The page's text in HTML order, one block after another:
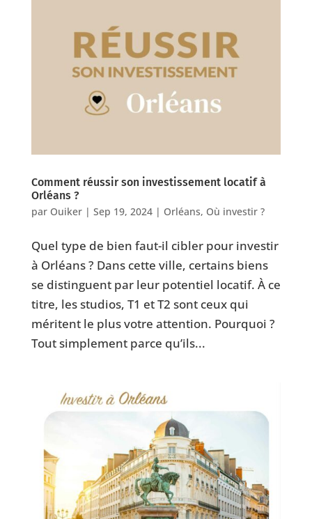
Comment réussir son investissement locatif à
Orléans ?
par Ouiker| Sep 19, 2024| Orléans, Où investir ?
⁠Quel type de bien faut-il cibler pour investir
à Orléans ? Dans cette ville, certains biens
se distinguent par leur potentiel locatif. À ce
titre, les studios, T1 et T2 sont ceux qui
méritent le plus votre attention. Pourquoi ?
Tout simplement parce qu’ils...